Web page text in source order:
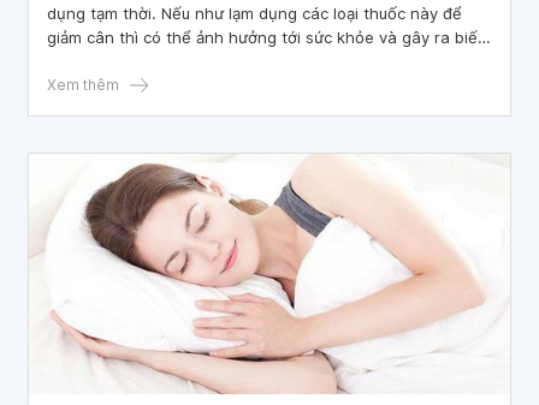
dụng tạm thời. Nếu như lạm dụng các loại thuốc này để
giảm cân thì có thể ảnh hưởng tới sức khỏe và gây ra biến
Xem thêm